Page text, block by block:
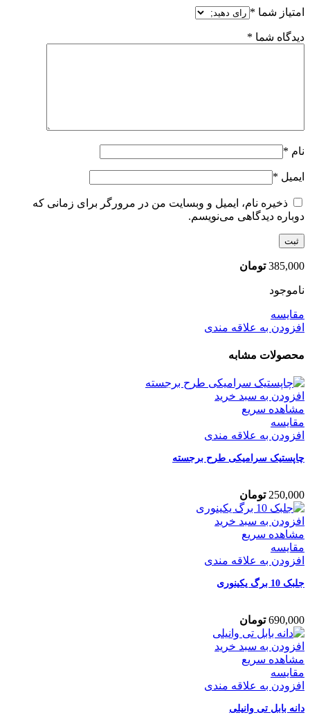
امتیاز شما *
دیدگاه شما *
نام *
ایمیل *
ذخیره نام، ایمیل و وبسایت من در مرورگر برای زمانی که
دوباره دیدگاهی می‌نویسم.
385,000 تومان
ناموجود
مقایسه
افزودن به علاقه مندی
محصولات مشابه
افزودن به سبد خرید
مشاهده سریع
مقایسه
افزودن به علاقه مندی
چاپستیک سرامیکی طرح برجسته
250,000 تومان
افزودن به سبد خرید
مشاهده سریع
مقایسه
افزودن به علاقه مندی
جلبک 10 برگ یکینوری
690,000 تومان
افزودن به سبد خرید
مشاهده سریع
مقایسه
افزودن به علاقه مندی
دانه بابل تی وانیلی